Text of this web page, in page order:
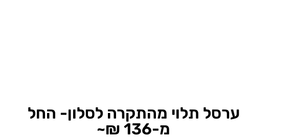
ערסל תלוי מהתקרה לסלון- החל
מ-136 ₪~